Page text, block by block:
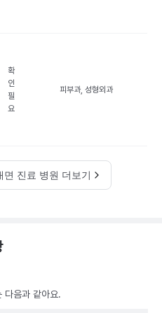
확
인
필
요
피부과, 성형외과
면 진료 병원 더보기
다음과 같아요.